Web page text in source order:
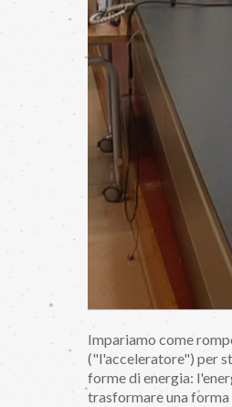
Impariamo come
("l'acceleratore") per
forme di energia:
trasformare una forma